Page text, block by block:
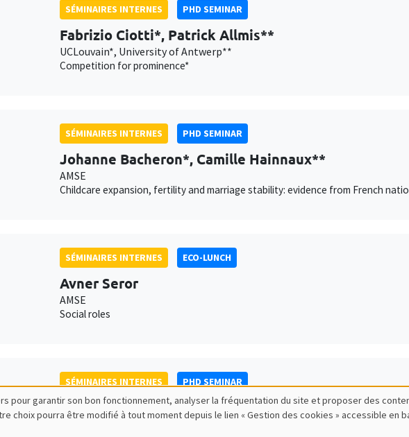
SÉMINAIRES INTERNES PHD SEMINAR
Fabrizio Ciotti*, Patrick Allmis**
UCLouvain*, University of Antwerp**
Competition for prominence*
SÉMINAIRES INTERNES PHD SEMINAR
Johanne Bacheron*, Camille Hainnaux**
AMSE
Childcare expansion, fertility and marriage stability: evidence from French
SÉMINAIRES INTERNES ECO-LUNCH
Avner Seror
AMSE
Social roles
SÉMINAIRES INTERNES PHD SEMINAR
Santiago Lopez Cantor*, Gilles Hacheme**
pour garantir son bon fonctionnement, analyser la fréquentation du site et proposer des
choix pourra être modifié à tout moment depuis le lien « Gestion des cookies » accessible en